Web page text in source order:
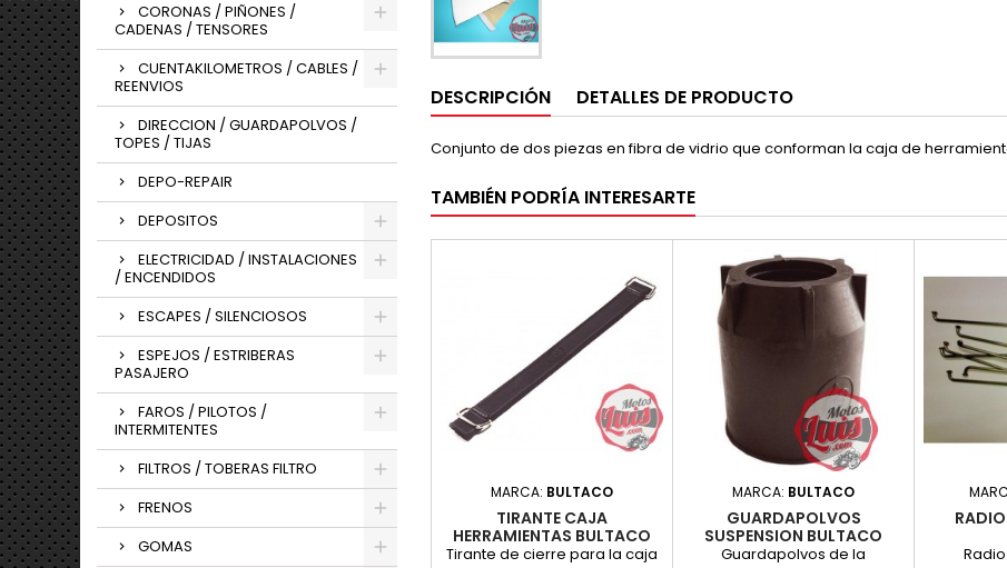
CORONAS / PIÑONES /
CADENAS / TENSORES
CUENTAKILOMETROS / CABLES /
REENVIOS
DIRECCION / GUARDAPOLVOS /
TOPES / TIJAS
DEPO-REPAIR
DEPOSITOS
ELECTRICIDAD / INSTALACIONES
/ ENCENDIDOS
ESCAPES / SILENCIOSOS
ESPEJOS / ESTRIBERAS
PASAJERO
FAROS / PILOTOS /
INTERMITENTES
FILTROS / TOBERAS FILTRO
FRENOS
GOMAS
DESCRIPCIÓN DETALLES DE PRODUCTO
Conjunto de dos piezas en fibra de vidrio que conforman la caja de
TAMBIÉN PODRÍA INTERESARTE
MARCA: BULTACO
TIRANTE CAJA
HERRAMIENTAS BULTACO
FRONTERA
Tirante de cierre para la caja
MARCA: BULTACO
GUARDAPOLVOS
SUSPENSION BULTACO
ALMENADO 35
Guardapolvos de la